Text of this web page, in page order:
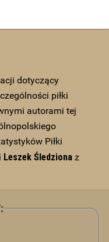
dotyczący
piłki
autorami tej
Piłki
Leszek Śledziona z